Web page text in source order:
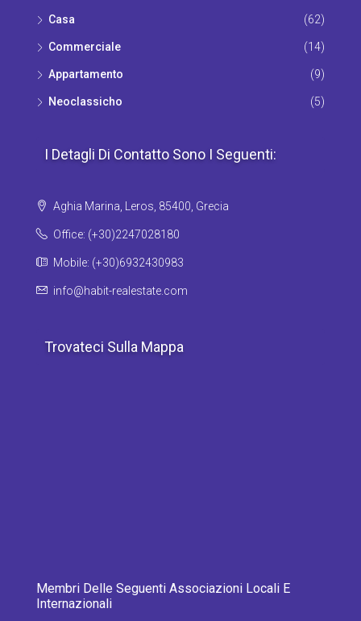
Casa (62)
Commerciale (14)
Appartamento (9)
Νeoclassicho (5)
I Detagli Di Contatto Sono I Seguenti:
Aghia Marina, Leros, 85400, Grecia
Office: (+30)2247028180
Mobile: (+30)6932430983
info@habit-realestate.com
Trovateci Sulla Mappa
Membri Delle Seguenti Associazioni Locali E
Internazionali